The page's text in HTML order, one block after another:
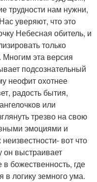
трудности нам нужни,
уверяют, что это
Небесная обитель, и
только
эта версия
подсознательный
неофит охотнее
радость бытия,
или
трезво на свою
эмоциями и
вот что
он выстраивает
божественность, где
в логику земного ума.